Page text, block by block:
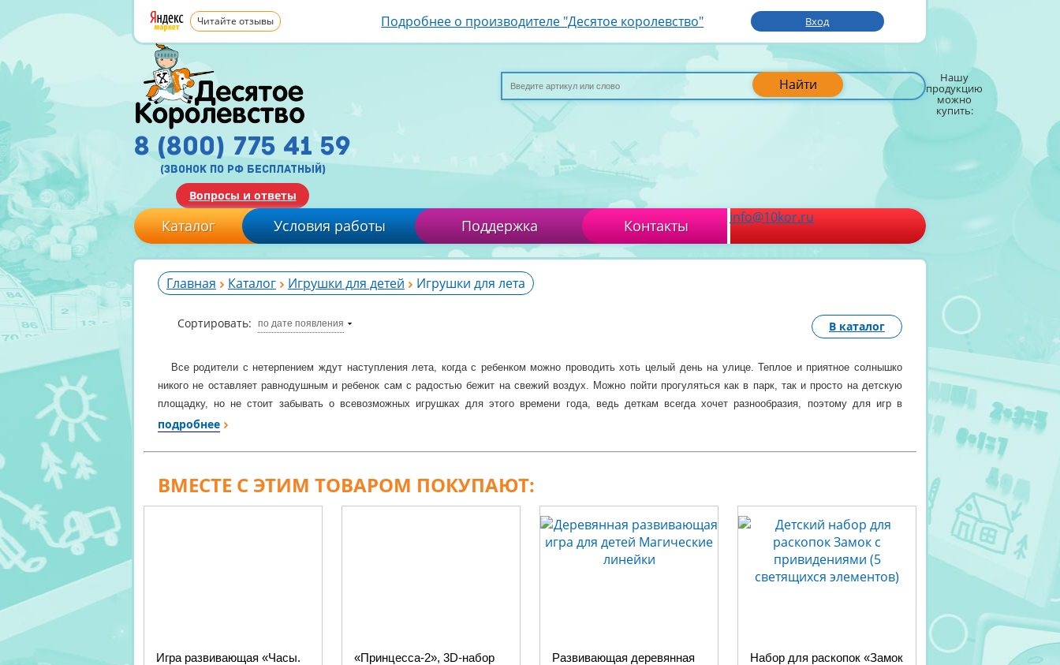
Читайте отзывы Подробнее о производителе "Десятое королевство" Вход
Найти Нашу
продукцию
можно
купить:
8 (800) 775 41 59
(звонок по рф бесплатный)
Вопросы и ответы
Каталог Условия работы Поддержка Контакты info@10kor.ru
Главная Каталог Игрушки для детей Игрушки для лета
Сортировать: по дате появления В каталог
Все родители с нетерпением ждут наступления лета, когда с ребенком можно проводить хоть целый день на улице. Теплое и приятное солнышко
никого не оставляет равнодушным и ребенок сам с радостью бежит на свежий воздух. Можно пойти прогуляться как в парк, так и просто на детскую
площадку, но не стоит забывать о всевозможных игрушках для этого времени года, ведь деткам всегда хочет разнообразия, поэтому для игр в
песочнице отлично подойдут лопатки или грабли. Ребенок сможет построить с любимой мамой крепость, сделать куличики, проложить дорогу для
бабочками или другими маленькими насекомыми. Игрушки для лета, купленные в нашем интернет-магазине помогут вам интересно и весело провести
время на улице в летние дни, тем более что оформить доставку всей производимой нашей продукции, можно в любой уголок России.
подробнее
ВМЕСТЕ С ЭТИМ ТОВАРОМ ПОКУПАЮТ:
Игра развивающая «Часы.
«Принцесса-2», 3D-набор
Развивающая деревянная
Набор для раскопок «Замок